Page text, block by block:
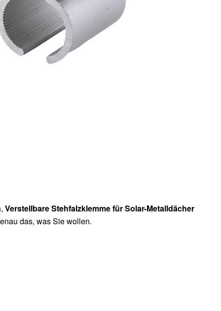
Verstellbare Stehfalzklemme für Solar-Metalldächer
das, was Sie wollen.